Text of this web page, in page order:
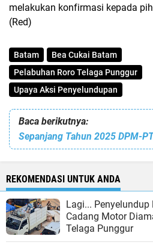
melakukan konfirmasi kepada
(Red)
Batam
Bea Cukai Batam
Pelabuhan Roro Telaga Punggur
Upaya Aksi Penyelundupan
Baca berikutnya:
REKOMENDASI UNTUK ANDA
Lagi... Penyelundup
Cadang Motor
Telaga Punggur